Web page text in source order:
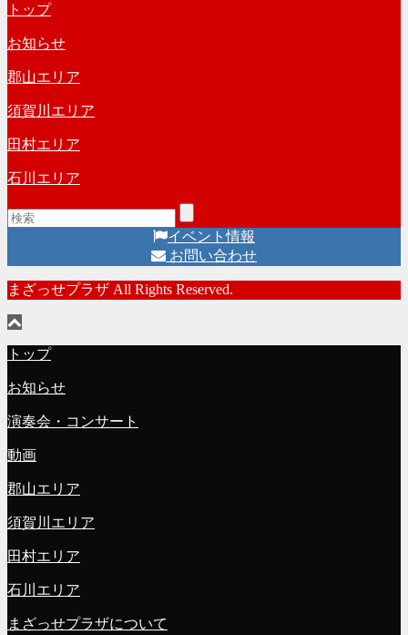
ー
カ
イ
ブ
トップ
お知らせ
郡山エリア
須賀川エリア
田村エリア
石川エリア
イベント情報
お問い合わせ
まざっせプラザ All Rights Reserved.
トップ
お知らせ
演奏会・コンサート
動画
郡山エリア
須賀川エリア
田村エリア
石川エリア
まざっせプラザについて